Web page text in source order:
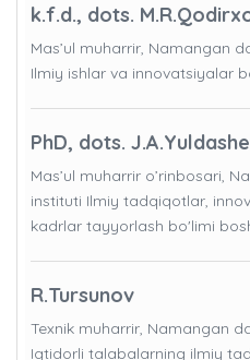
k.f.d., dots.
Mas’ul muharrir, Namangan
Ilmiy ishlar va innovatsiyalar
PhD, dots.
Mas’ul muharrir o’rinbosari,
instituti Ilmiy tadqiqotlar,
kadrlar tayyorlash bo'limi
R.Tursunov
Texnik muharrir, Namangan
Iqtidorli talabalarning ilmiy